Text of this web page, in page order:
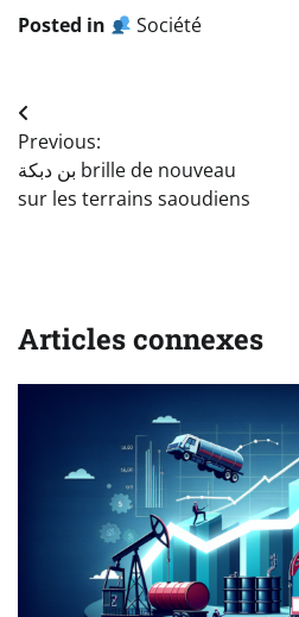
Posted in
Société
Navigation
de
l’article
Previous:
بن دبكة brille de nouveau
sur les terrains saoudiens
Articles connexes